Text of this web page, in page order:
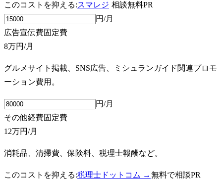
このコストを抑える:スマレジ 相談無料PR
円/月
広告宣伝費固定費
8万円/月
グルメサイト掲載、SNS広告、ミシュランガイド関連プロモ
ーション費用。
円/月
その他経費固定費
12万円/月
消耗品、清掃費、保険料、税理士報酬など。
このコストを抑える:税理士ドットコム → 無料で相談PR